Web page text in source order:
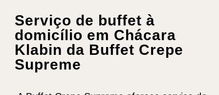
Serviço de buffet à
domicílio em Chácara
Klabin da Buffet Crepe
Supreme